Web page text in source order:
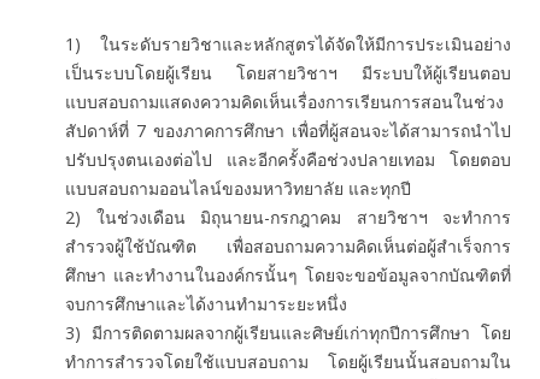
1) ในระดับรายวิชาและหลักสูตรได้จัดให้มีการประเมินอย่าง
เป็นระบบโดยผู้เรียน โดยสายวิชาฯ มีระบบให้ผู้เรียนตอบ
แบบสอบถามแสดงความคิดเห็นเรื่องการเรียนการสอนในช่วง
สัปดาห์ที่ 7 ของภาคการศึกษา เพื่อที่ผู้สอนจะได้สามารถนำไป
ปรับปรุงตนเองต่อไป และอีกครั้งคือช่วงปลายเทอม โดยตอบ
แบบสอบถามออนไลน์ของมหาวิทยาลัย และทุกปี
2) ในช่วงเดือน มิถุนายน-กรกฎาคม สายวิชาฯ จะทำการ
สำรวจผู้ใช้บัณฑิต เพื่อสอบถามความคิดเห็นต่อผู้สำเร็จการ
ศึกษา และทำงานในองค์กรนั้นๆ โดยจะขอข้อมูลจากบัณฑิตที่
จบการศึกษาและได้งานทำมาระยะหนึ่ง
3) มีการติดตามผลจากผู้เรียนและศิษย์เก่าทุกปีการศึกษา โดย
ทำการสำรวจโดยใช้แบบสอบถาม โดยผู้เรียนนั้นสอบถามใน